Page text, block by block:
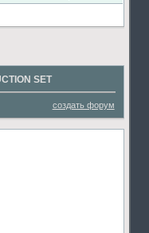
SET
создать форум